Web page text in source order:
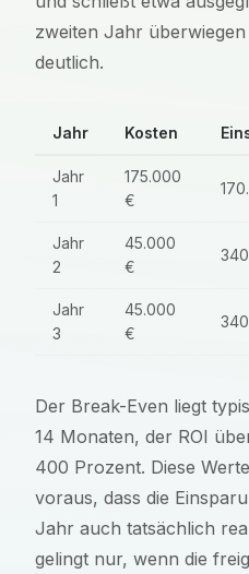
zweiten Jahr
deutlich.
Jahr Kosten
Jahr
1
175.000
€
Jahr
2
45.000
€
Jahr
3
45.000
€
Der Break-Even liegt
14 Monaten, der ROI
400 Prozent. Diese
voraus, dass die
Jahr auch tatsächlich
gelingt nur, wenn die